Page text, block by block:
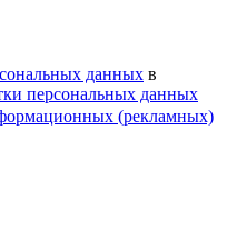
данных в
персональных данных
(рекламных)